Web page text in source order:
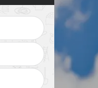
Ramonage de
cheminée 55